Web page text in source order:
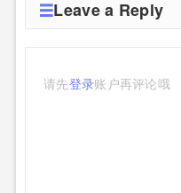
Leave a Reply
请先登录账户再评论哦